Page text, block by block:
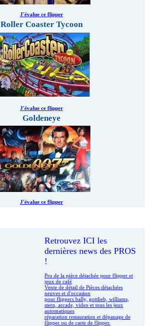
J'évalue ce flipper
Roller Coaster Tycoon
J'évalue ce flipper
Goldeneye
J'évalue ce flipper
Retrouvez ICI les
dernières news des PROS
!
Pro de la pièce détachée pour flipper et
jeux de café
Vente de détail de Pièces détachées
neuves et d'occasion
pour flippers bally, gottlieb, williams,
stern, arcade, video et tous les jeux
automatiques
réparation restauration et dépanage de
flipper ou de carte de flipper.